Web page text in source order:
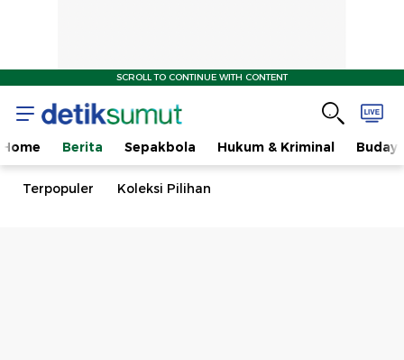
SCROLL TO CONTINUE WITH CONTENT
Home Berita Sepakbola Hukum & Kriminal
Terpopuler Koleksi Pilihan